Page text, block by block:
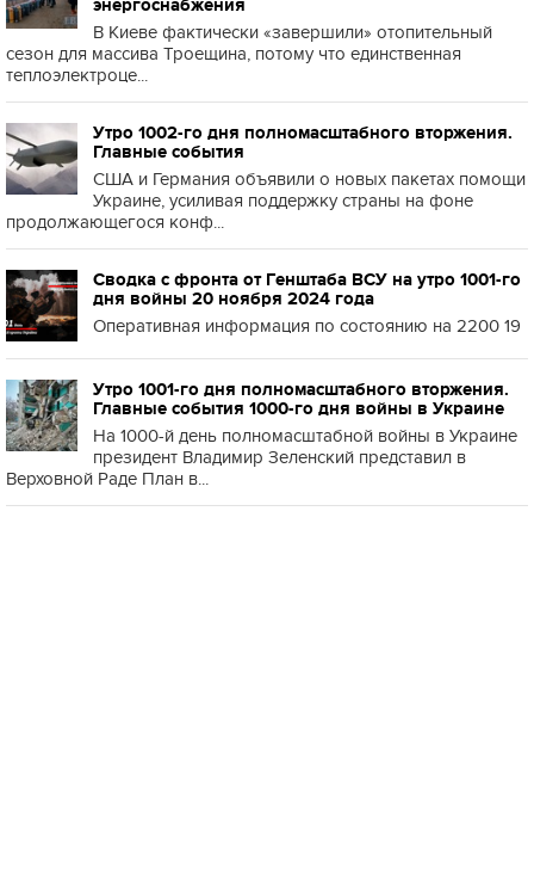
энергоснабжения
В Киеве фактически «завершили» отопительный
сезон для массива Троещина, потому что единственная
теплоэлектроце...
Утро 1002-го дня полномасштабного вторжения.
Главные события
США и Германия объявили о новых пакетах помощи
Украине, усиливая поддержку страны на фоне
продолжающегося конф...
Сводка с фронта от Генштаба ВСУ на утро 1001-го
дня войны 20 ноября 2024 года
Оперативная информация по состоянию на 2200 19
Утро 1001-го дня полномасштабного вторжения.
Главные события 1000-го дня войны в Украине
На 1000-й день полномасштабной войны в Украине
президент Владимир Зеленский представил в
Верховной Раде План в...